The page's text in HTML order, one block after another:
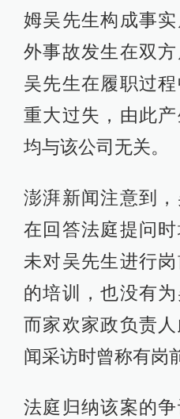
姆吴先生构成事
外事故发生在双方
吴先生在履职过
重大过失，由此
均与该公司无关。
澎湃新闻注意到
在回答法庭提问
未对吴先生进行
的培训，也没有为
而家欢家政负责
闻采访时曾称有岗
法庭归纳该案的